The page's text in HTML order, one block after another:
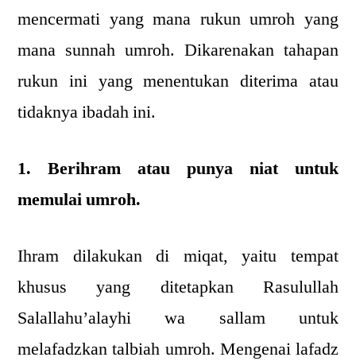
mencermati yang mana rukun umroh yang
mana sunnah umroh. Dikarenakan tahapan
rukun ini yang menentukan diterima atau
tidaknya ibadah ini.
1. Berihram atau punya niat untuk
memulai umroh.
Ihram dilakukan di miqat, yaitu tempat
khusus yang ditetapkan Rasulullah
Salallahu’alayhi wa sallam untuk
melafadzkan talbiah umroh. Mengenai lafadz